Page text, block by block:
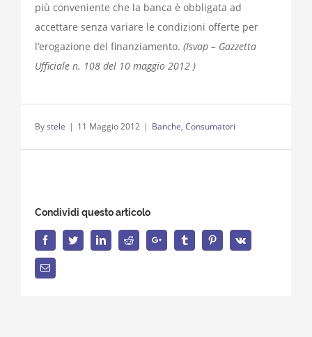
più conveniente che la banca è obbligata ad
accettare senza variare le condizioni offerte per
l’erogazione del finanziamento. (Isvap – Gazzetta
Ufficiale n. 108 del 10 maggio 2012 )
Bystele | 11 Maggio 2012 | Banche, Consumatori
Condividi questo articolo
FacebookTwitterLinkedInReddit Google+ Tumblr PinterestVk
Email